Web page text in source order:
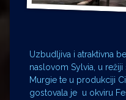
Uzbudljiva i atraktivna
naslovom Sylvia, u
Murgie te u produkciji
gostovala je u okviru